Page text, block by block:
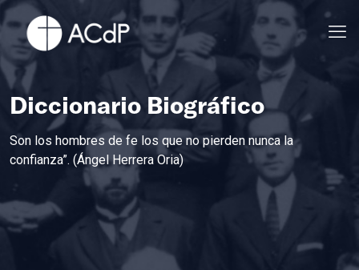
Diccionario Biográfico
Son los hombres de fe los que no pierden nunca la
confianza”. (Ángel Herrera Oria)